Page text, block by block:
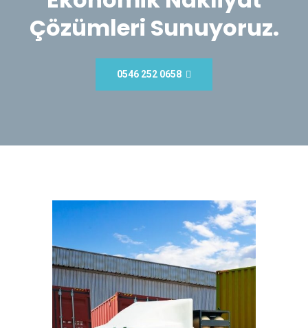
Çözümleri Sunuyoruz.
0546 252 0658